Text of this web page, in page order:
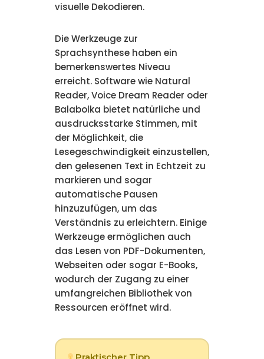
visuelle Dekodieren.
Die Werkzeuge zur
Sprachsynthese haben ein
bemerkenswertes Niveau
erreicht. Software wie Natural
Reader, Voice Dream Reader oder
Balabolka bietet natürliche und
ausdrucksstarke Stimmen, mit
der Möglichkeit, die
Lesegeschwindigkeit einzustellen,
den gelesenen Text in Echtzeit zu
markieren und sogar
automatische Pausen
hinzuzufügen, um das
Verständnis zu erleichtern. Einige
Werkzeuge ermöglichen auch
das Lesen von PDF-Dokumenten,
Webseiten oder sogar E-Books,
wodurch der Zugang zu einer
umfangreichen Bibliothek von
Ressourcen eröffnet wird.